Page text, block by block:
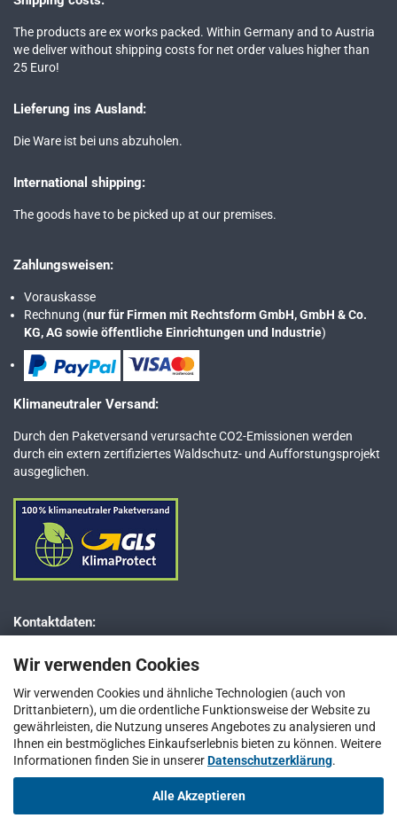
Wir verwenden Cookies
Wir verwenden Cookies und ähnliche Technologien (auch von
Drittanbietern), um die ordentliche Funktionsweise der Website zu
gewährleisten, die Nutzung unseres Angebotes zu analysieren und
Ihnen ein bestmögliches Einkaufserlebnis bieten zu können. Weitere
Informationen finden Sie in unsererDatenschutzerklärung.
Alle Akzeptieren
The products are ex works packed. Within Germany and to Austria
we deliver without shipping costs for net order values higher than
25 Euro!
Lieferung ins Ausland:
Die Ware ist bei uns abzuholen.
International shipping:
The goods have to be picked up at our premises.
Zahlungsweisen:
Vorauskasse
Rechnung (nur für Firmen mit Rechtsform GmbH, GmbH & Co.
KG, AG sowie öffentliche Einrichtungen und Industrie)
Klimaneutraler Versand:
Durch den Paketversand verursachte CO2-Emissionen werden
durch ein extern zertifiziertes Waldschutz- und Aufforstungsprojekt
ausgeglichen.
Kontaktdaten:
Jägerweg 5–7
D-85521 Ottobrunn bei München
Telefon: +49 (0) 89 / 66 66 33 400
Telefax: +49 (0) 89 / 66 66 33 411
E-Mail:info@jesspumpen.de